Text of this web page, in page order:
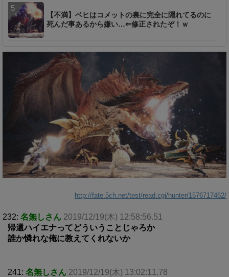
【不満】ベヒはコメットの裏に完全に隠れてるのに
死んだ事あるから嫌い…⇐修正されたぞ！ｗ
http://fate.5ch.net/test/read.cgi/hunter/1576717462/
232: 名無しさん 2019/12/19(木) 12:58:56.51
帰還ハイエナってどういうことじゃろか
誰か憐れな俺に教えてくれないか
241: 名無しさん 2019/12/19(木) 13:02:11.78